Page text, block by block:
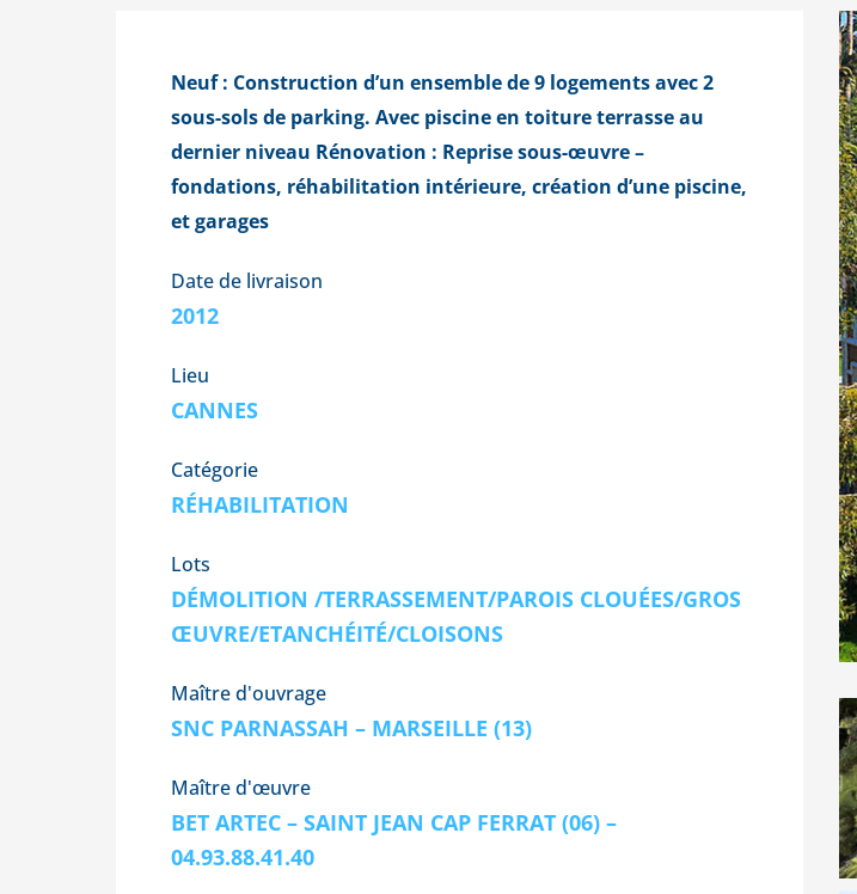
Neuf : Construction d’un ensemble de 9 logements avec 2
sous-sols de parking. Avec piscine en toiture terrasse au
dernier niveau Rénovation : Reprise sous-œuvre –
fondations, réhabilitation intérieure, création d’une piscine,
et garages
Date de livraison
2012
Lieu
CANNES
Catégorie
RÉHABILITATION
Lots
DÉMOLITION /TERRASSEMENT/PAROIS CLOUÉES/GROS
ŒUVRE/ETANCHÉITÉ/CLOISONS
Maître d'ouvrage
SNC PARNASSAH – MARSEILLE (13)
Maître d'œuvre
BET ARTEC – SAINT JEAN CAP FERRAT (06) –
04.93.88.41.40